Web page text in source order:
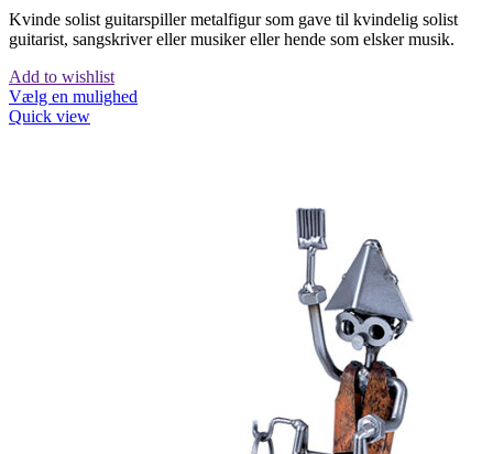
Kvinde solist guitarspiller metalfigur som gave til kvindelig solist
guitarist, sangskriver eller musiker eller hende som elsker musik.
Add to wishlist
Vælg en mulighed
Quick view